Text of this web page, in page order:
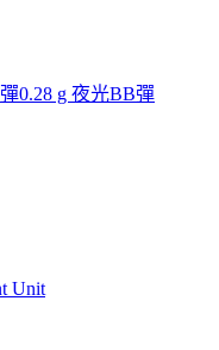
0.28 g 夜光BB彈
Unit